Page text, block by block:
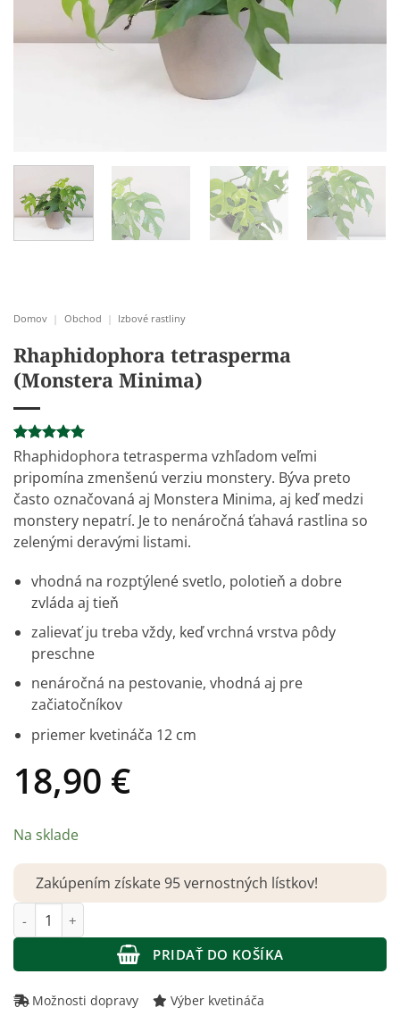
Domov | Obchod | Izbové rastliny
Rhaphidophora tetrasperma
(Monstera Minima)
Hodnotenie
5z 5 na
základe
5
zákazníckych
recenzií
Rhaphidophora tetrasperma vzhľadom veľmi
pripomína zmenšenú verziu monstery. Býva preto
často označovaná aj Monstera Minima, aj keď medzi
monstery nepatrí. Je to nenáročná ťahavá rastlina so
zelenými deravými listami.
vhodná na rozptýlené svetlo, polotieň a dobre
zvláda aj tieň
zalievať ju treba vždy, keď vrchná vrstva pôdy
preschne
nenáročná na pestovanie, vhodná aj pre
začiatočníkov
priemer kvetináča 12 cm
18,90 €
Na sklade
Zakúpením získate 95 vernostných lístkov!
množstvo Rhaphidophora tetrasperma (Monstera Minima)
PRIDAŤ DO KOŠÍKA
Možnosti dopravy Výber kvetináča